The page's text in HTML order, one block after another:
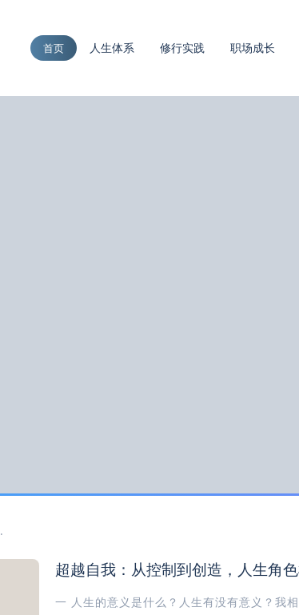
首页 人生体系 修行实践 职场成长
超越自我：从控制到创造，人生角
一 人生的意义是什么？人生有没有意义？我